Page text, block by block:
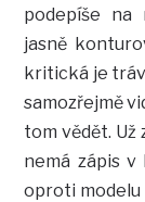
podepíše na
jasně
kritická je
samozřejmě
tom vědět. Už
nemá zápis v
oproti modelu